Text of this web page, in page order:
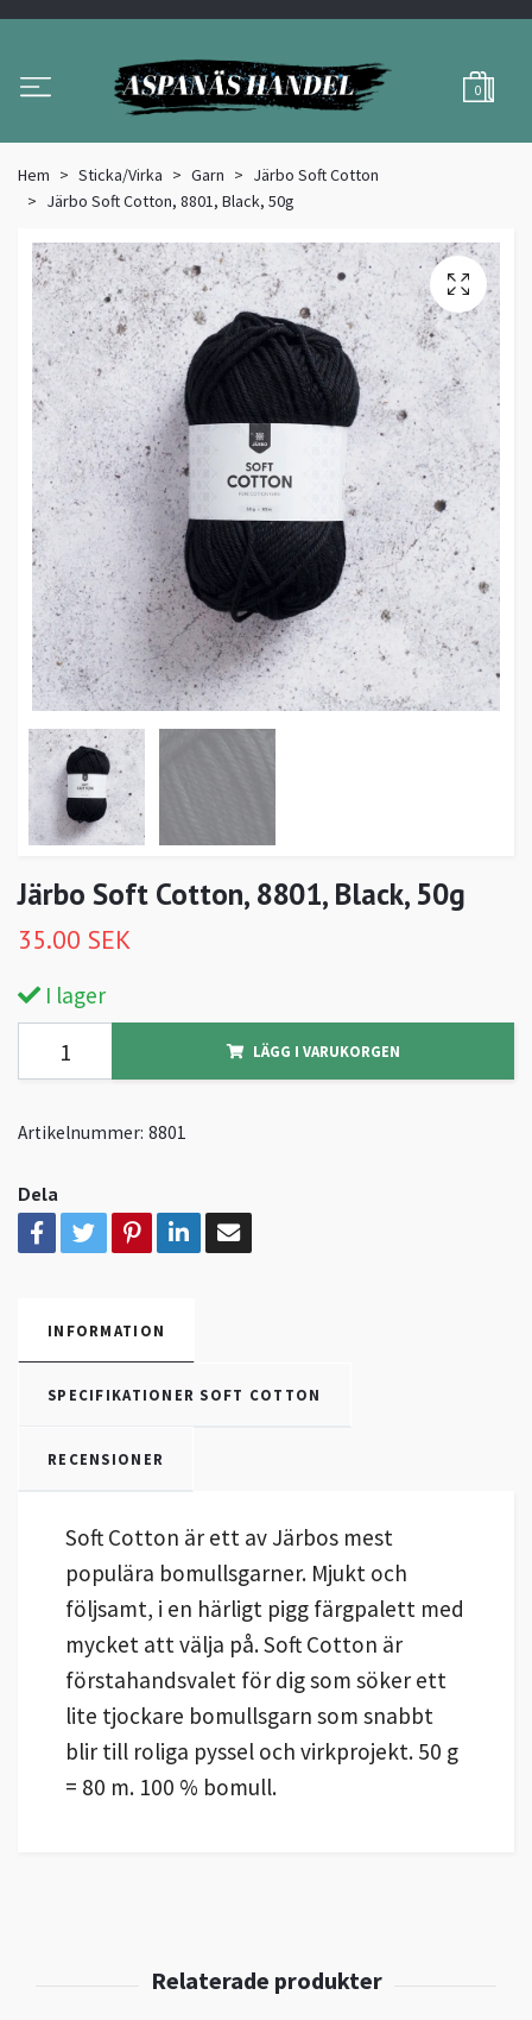
0
Hem Sticka/Virka Garn
Järbo Soft Cotton
Järbo Soft Cotton, 8801, Black, 50g
Järbo Soft Cotton, 8801, Black, 50g
35.00 SEK
I lager
LÄGG I VARUKORGEN
Artikelnummer: 8801
Dela
INFORMATION
SPECIFIKATIONER SOFT COTTON
RECENSIONER
Soft Cotton är ett av Järbos mest
populära bomullsgarner. Mjukt och
följsamt, i en härligt pigg färgpalett med
mycket att välja på. Soft Cotton är
förstahandsvalet för dig som söker ett
lite tjockare bomullsgarn som snabbt
blir till roliga pyssel och virkprojekt. 50 g
= 80 m. 100 % bomull.